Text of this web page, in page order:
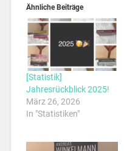
Ähnliche Beiträge
[Statistik]
Jahresrückblick 2025!
März 26, 2026
In "Statistiken"